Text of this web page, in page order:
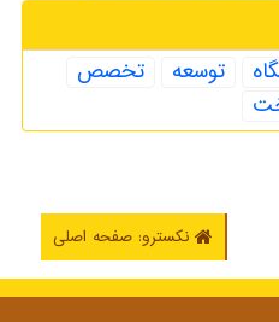
توسعه
تخصص
نکسترو: صفحه اصلی